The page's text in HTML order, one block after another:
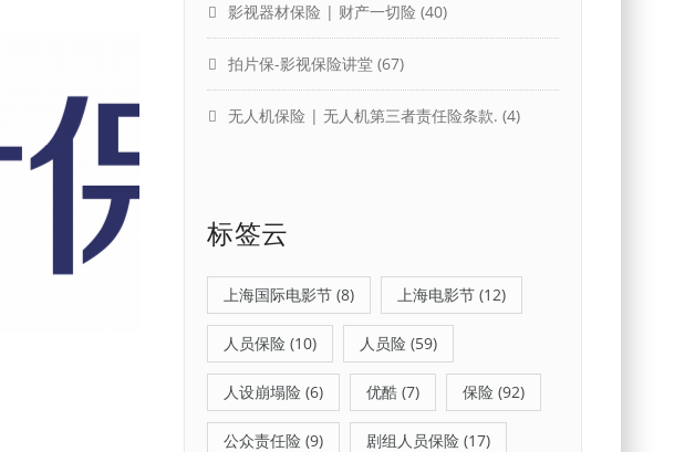
影视器材保险 | 财产一切险 (40)
拍片保-影视保险讲堂 (67)
无人机保险 | 无人机第三者责任险条款. (4)
标签云
上海国际电影节 (8) 上海电影节 (12)
人员保险 (10) 人员险 (59)
人设崩塌险 (6) 优酷 (7) 保险 (92)
公众责任险 (9) 剧组人员保险 (17)